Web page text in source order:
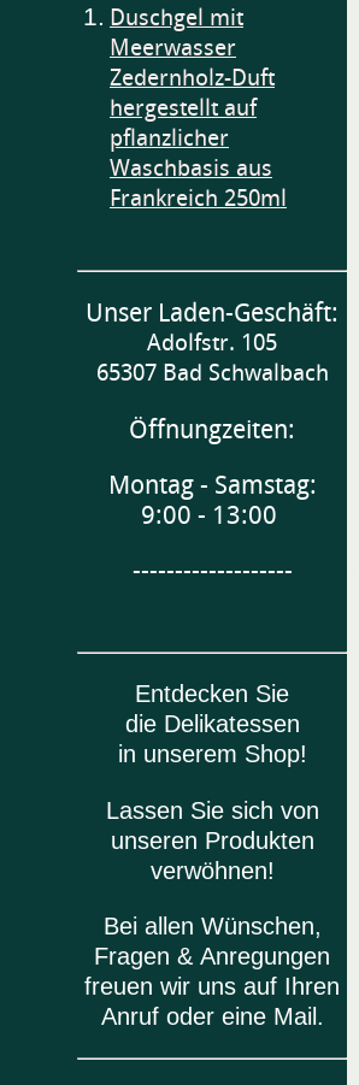
1. Duschgel mit
Meerwasser
Zedernholz-Duft
hergestellt auf
pflanzlicher
Waschbasis aus
Frankreich 250ml
Unser Laden-Geschäft:
Adolfstr. 105
65307 Bad Schwalbach
Öffnungzeiten:
Montag - Samstag:
9:00 - 13:00
-------------------
Entdecken Sie
die Delikatessen
in unserem Shop!
Lassen Sie sich von
unseren Produkten
verwöhnen!
Bei allen Wünschen,
Fragen & Anregungen
freuen wir uns auf Ihren
Anruf oder eine Mail.